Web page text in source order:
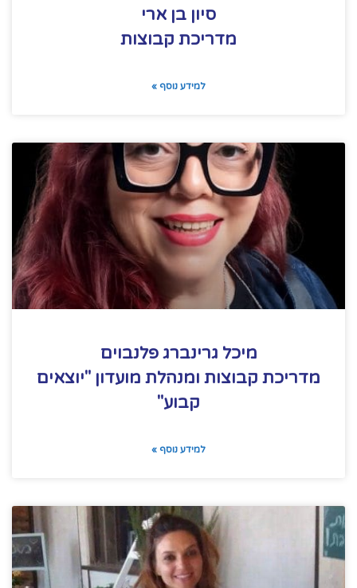
סיון בן ארי
מדריכת קבוצות
למידע נוסף »
מיכל גרינברג פלנבוים
מדריכת קבוצות ומנהלת מועדון "יוצאים
קבוע"
למידע נוסף »